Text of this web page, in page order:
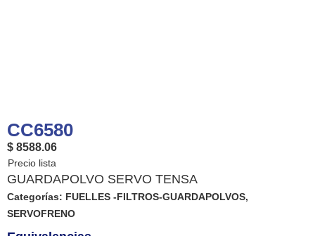
CC6580
$ 8588.06
GUARDAPOLVO SERVO TENSA
Categorías: FUELLES -FILTROS-GUARDAPOLVOS,
SERVOFRENO